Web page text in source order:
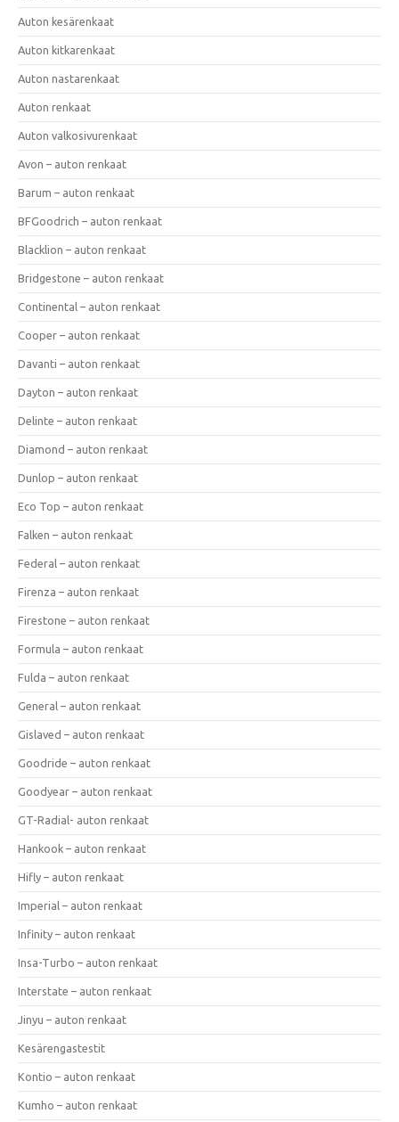
Auton kesärenkaat
Auton kitkarenkaat
Auton nastarenkaat
Auton renkaat
Auton valkosivurenkaat
Avon – auton renkaat
Barum – auton renkaat
BFGoodrich – auton renkaat
Blacklion – auton renkaat
Bridgestone – auton renkaat
Continental – auton renkaat
Cooper – auton renkaat
Davanti – auton renkaat
Dayton – auton renkaat
Delinte – auton renkaat
Diamond – auton renkaat
Dunlop – auton renkaat
Eco Top – auton renkaat
Falken – auton renkaat
Federal – auton renkaat
Firenza – auton renkaat
Firestone – auton renkaat
Formula – auton renkaat
Fulda – auton renkaat
General – auton renkaat
Gislaved – auton renkaat
Goodride – auton renkaat
Goodyear – auton renkaat
GT-Radial- auton renkaat
Hankook – auton renkaat
Hifly – auton renkaat
Imperial – auton renkaat
Infinity – auton renkaat
Insa-Turbo – auton renkaat
Interstate – auton renkaat
Jinyu – auton renkaat
Kesärengastestit
Kontio – auton renkaat
Kumho – auton renkaat